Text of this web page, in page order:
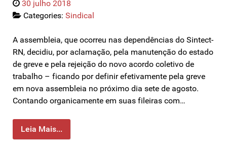
30 julho 2018
Categories: Sindical
A assembleia, que ocorreu nas dependências do Sintect-
RN, decidiu, por aclamação, pela manutenção do estado
de greve e pela rejeição do novo acordo coletivo de
trabalho – ficando por definir efetivamente pela greve
em nova assembleia no próximo dia sete de agosto.
Contando organicamente em suas fileiras com…
Leia Mais...